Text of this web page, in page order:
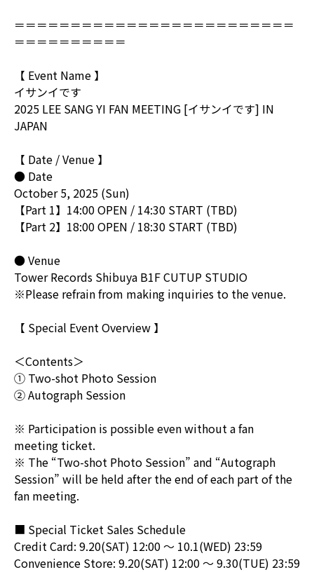
＝＝＝＝＝＝＝＝＝＝＝＝＝＝＝＝＝＝＝＝＝＝＝＝＝
＝＝＝＝＝＝＝＝＝＝
【 Event Name 】
イサンイです
2025 LEE SANG YI FAN MEETING [イサンイです] IN
JAPAN
【 Date / Venue 】
● Date
October 5, 2025 (Sun)
【Part 1】14:00 OPEN / 14:30 START (TBD)
【Part 2】18:00 OPEN / 18:30 START (TBD)
● Venue
Tower Records Shibuya B1F CUTUP STUDIO
※Please refrain from making inquiries to the venue.
【 Special Event Overview 】
＜Contents＞
① Two-shot Photo Session
② Autograph Session
※ Participation is possible even without a fan
meeting ticket.
※ The “Two-shot Photo Session” and “Autograph
Session” will be held after the end of each part of the
fan meeting.
■ Special Ticket Sales Schedule
Credit Card: 9.20(SAT) 12:00 ～ 10.1(WED) 23:59
Convenience Store: 9.20(SAT) 12:00 ～ 9.30(TUE) 23:59